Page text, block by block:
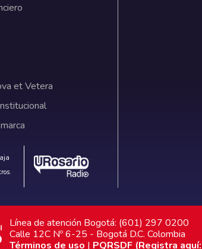
et Vetera
Línea de atención Bogotá: (601) 297 0200
Calle 12C Nº 6-25 - Bogotá D.C. Colombia
Términos de uso | PQRSDF (Registra